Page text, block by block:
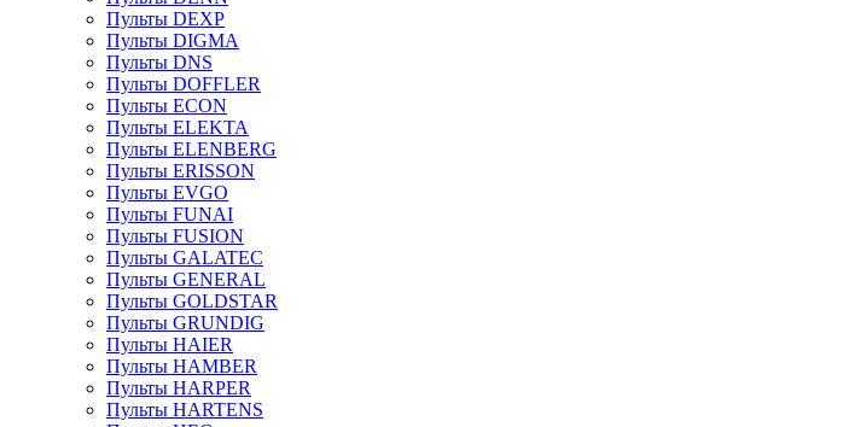
Пульты DEXP
Пульты DIGMA
Пульты DNS
Пульты DOFFLER
Пульты ECON
Пульты ELEKTA
Пульты ELENBERG
Пульты ERISSON
Пульты EVGO
Пульты FUNAI
Пульты FUSION
Пульты GALATEC
Пульты GENERAL
Пульты GOLDSTAR
Пульты GRUNDIG
Пульты HAIER
Пульты HAMBER
Пульты HARPER
Пульты HARTENS